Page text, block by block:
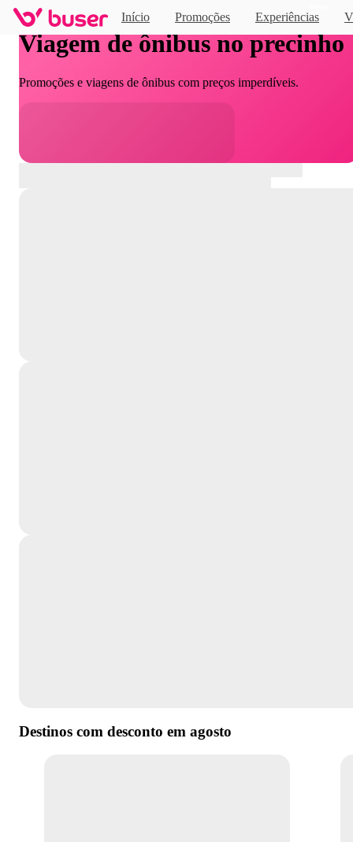
Início Promoções Experiências
Viagem de ônibus no precinho
Promoções e viagens de ônibus com preços imperdíveis.
Destinos com desconto em agosto